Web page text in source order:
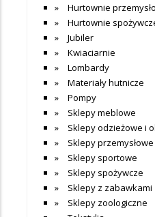
Hurtownie
Hurtownie
Jubiler
Kwiaciarnie
Lombardy
Materiały hutnicze
Pompy
Sklepy meblowe
Sklepy odzieżowe i
Sklepy przemysłowe
Sklepy sportowe
Sklepy spożywcze
Sklepy z zabawkami
Sklepy zoologiczne